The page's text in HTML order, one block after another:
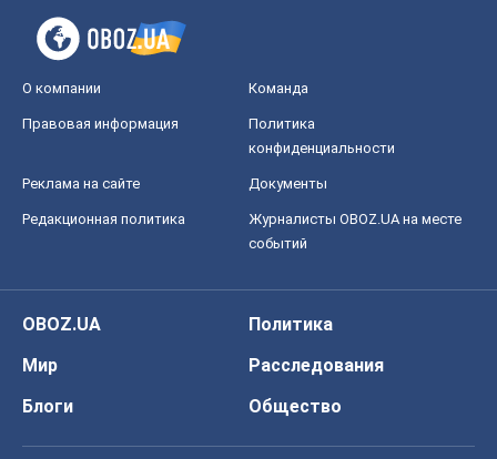
О компании Команда
Правовая информация
Политика
конфиденциальности
Реклама на сайте Документы
Редакционная политика
Журналисты OBOZ.UA на месте
событий
OBOZ.UA
Политика
Мир
Расследования
Блоги
Общество